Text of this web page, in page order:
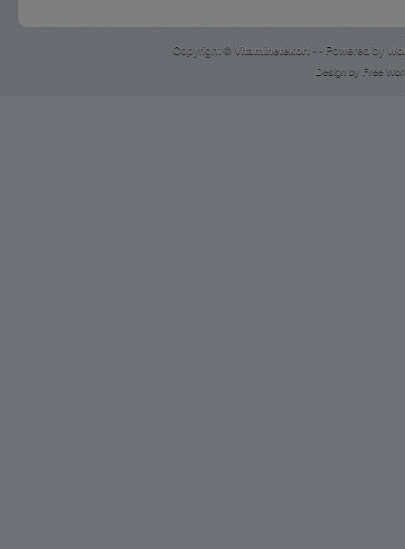
Copyright ©Vitaminetekort- - Powered by
Design by Free